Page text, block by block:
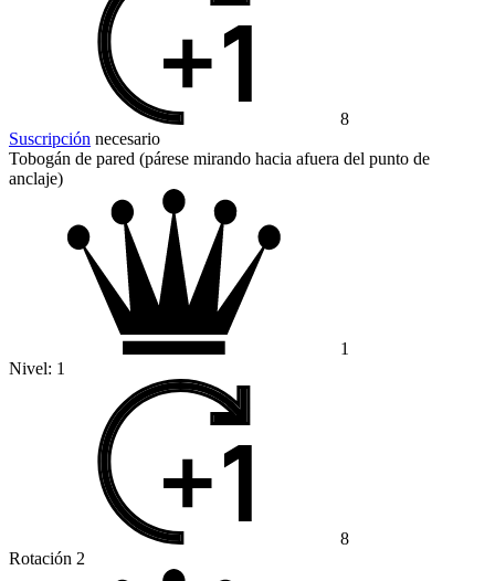
8
Suscripción necesario
Tobogán de pared (párese mirando hacia afuera del punto de
anclaje)
1
Nivel: 1
8
Rotación 2